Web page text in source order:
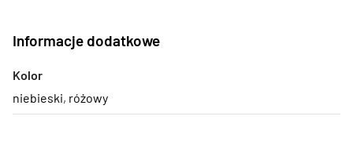
Informacje dodatkowe
Kolor
niebieski, różowy